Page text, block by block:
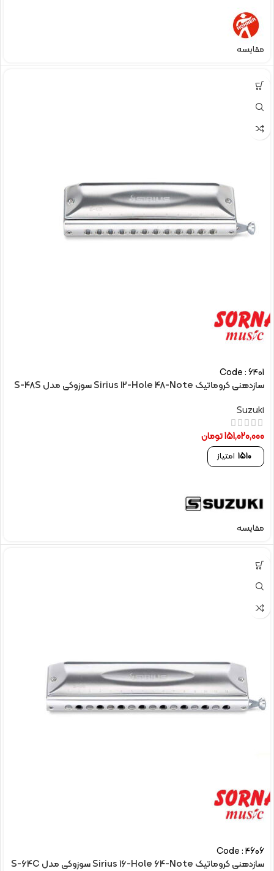
مقایسه
Code : 6401
سازدهنی کروماتیک Sirius 12-Hole 48-Note سوزوکی مدل S-48S
Suzuki
151,020,000تومان
1510 امتیاز
مقایسه
Code : 4606
سازدهنی کروماتیک Sirius 16-Hole 64-Note سوزوکی مدل S-64C